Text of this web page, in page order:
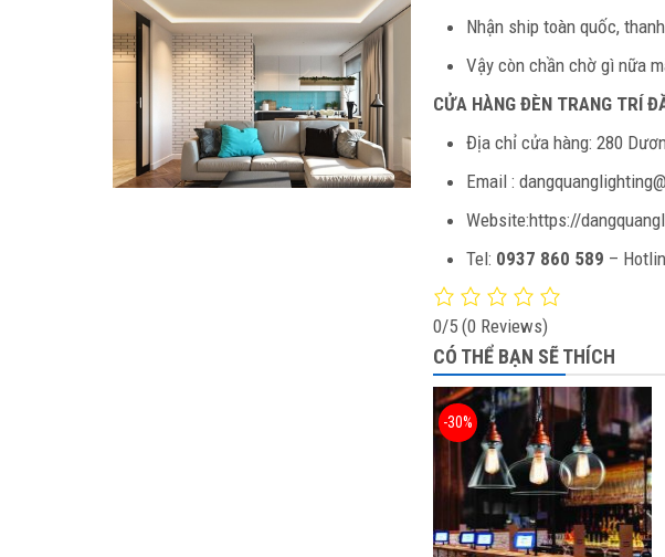
Nhận ship toàn quốc,
Vậy còn chần chờ gì nữa
CỬA HÀNG ĐÈN TRANG TRÍ
Địa chỉ cửa hàng: 280
Email :
Website:https://
Tel: 0937 860 589 –
0/5 (0 Reviews)
CÓ THỂ BẠN SẼ THÍCH
-30%